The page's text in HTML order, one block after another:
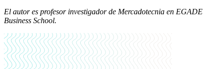
El autor es profesor investigador de Mercadotecnia en EGADE
Business School.